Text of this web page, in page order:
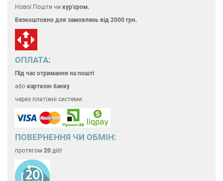
Нової Пошти чи кур'єром.
Безкоштовно для замовлень від 2000 грн.
ОПЛАТА:
Під час отримання на пошті
або карткою банку
через платіжні системи:
ПОВЕРНЕННЯ ЧИ ОБМІН:
протягом 20 діб!